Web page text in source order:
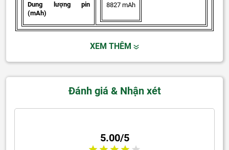
Dung lượng pin
(mAh)
8827 mAh
XEM THÊM
Đánh giá & Nhận xét
5.00/5